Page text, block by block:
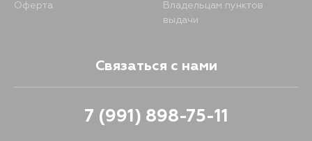
Оферта
Владельцам пунктов
выдачи
Связаться с нами
7 (991) 898-75-11